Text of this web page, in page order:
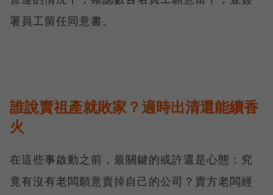
署員工留任同意書。
誰說賣祖產就敗家？適時出清還能續香
火
在這些事啟動之前，最關鍵的或許還是心態：究
竟有沒有老闆願意賣掉自己的公司？賣方老闆經